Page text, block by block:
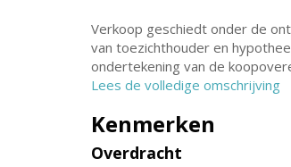
Verkoop geschiedt onder de
van toezichthouder en
ondertekening van de
Lees de volledige omschrijving
Kenmerken
Overdracht